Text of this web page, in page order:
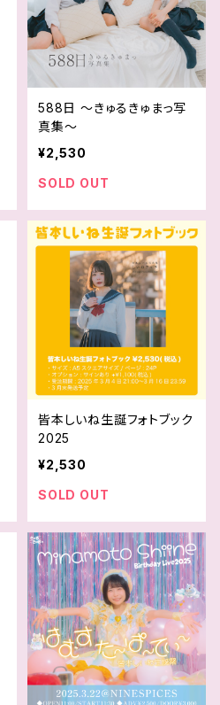
588日 〜きゅるきゅまっ写
真集〜
¥2,530
SOLD OUT
皆本しいね生誕フォトブック
2025
¥2,530
SOLD OUT